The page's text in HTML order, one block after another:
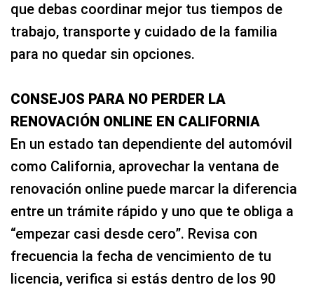
que debas coordinar mejor tus tiempos de
trabajo, transporte y cuidado de la familia
para no quedar sin opciones.
CONSEJOS PARA NO PERDER LA
RENOVACIÓN ONLINE EN CALIFORNIA
En un estado tan dependiente del automóvil
como California, aprovechar la ventana de
renovación online puede marcar la diferencia
entre un trámite rápido y uno que te obliga a
“empezar casi desde cero”. Revisa con
frecuencia la fecha de vencimiento de tu
licencia, verifica si estás dentro de los 90